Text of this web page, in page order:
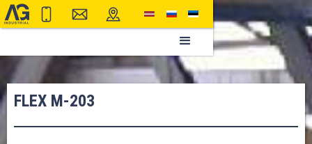
FLEX M-203